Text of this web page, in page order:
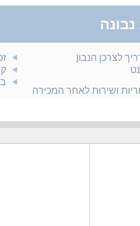
לצרכן הנבון
ושירות לאחר המכירה